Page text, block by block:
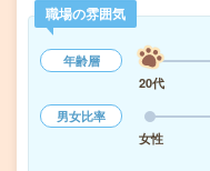
職場の雰囲気
年齢層
20代
男女比率
女性